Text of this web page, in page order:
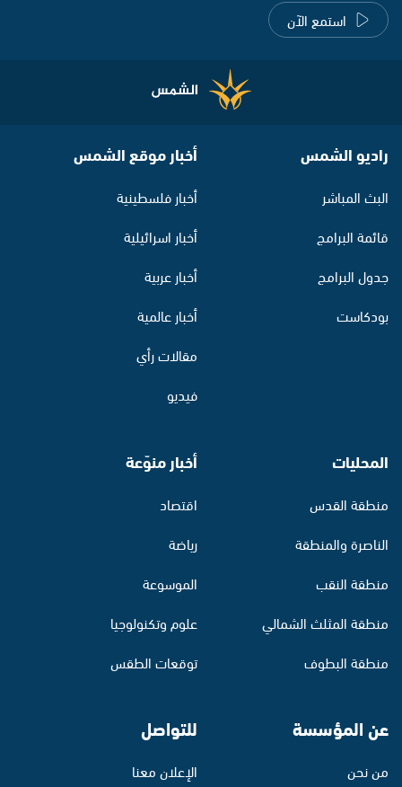
استمع الآن
راديو الشمس
البث المباشر
قائمة البرامج
جدول البرامج
بودكاست
أخبار موقع الشمس
أخبار فلسطينية
أخبار اسرائيلية
أخبار عربية
أخبار عالمية
مقالات رأي
فيديو
المحليات
منطقة القدس
الناصرة والمنطقة
منطقة النقب
منطقة المثلث الشمالي
منطقة البطوف
أخبار منوّعة
اقتصاد
رياضة
الموسوعة
علوم وتكنولوجيا
توقعات الطقس
عن المؤسسة
من نحن
للتواصل
الإعلان معنا